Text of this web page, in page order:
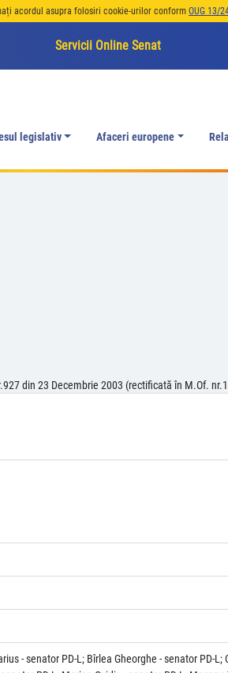
acordul asupra folosiri cookie-urilor conform OUG 13/
Servicii Online Senat
legislativ Afaceri europene
din 23 Decembrie 2003 (rectificată în M.Of.
- senator PD-L; Bîrlea Gheorghe - senator PD-